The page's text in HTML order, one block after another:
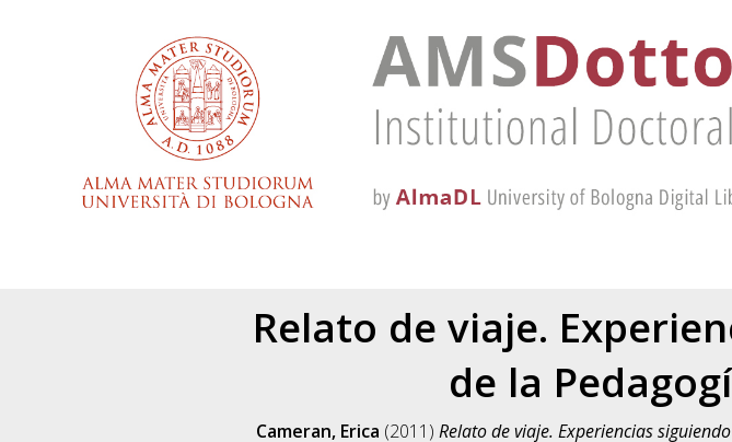
Relato de viaje.
de la
Cameran, Erica (2011) Relato de viaje. Experiencias